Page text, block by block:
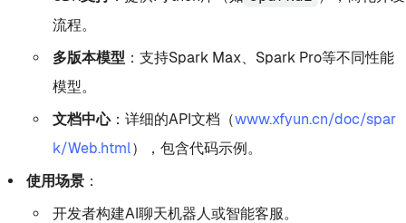
流程。
多版本模型 ：支持Spark Max、Spark Pro等不同性能
模型。
文档中心：详细的API文档（www.xfyun.cn/doc/spar
k/Web.html），包含代码示例。
使用场景：
开发者构建AI聊天机器人或智能客服。